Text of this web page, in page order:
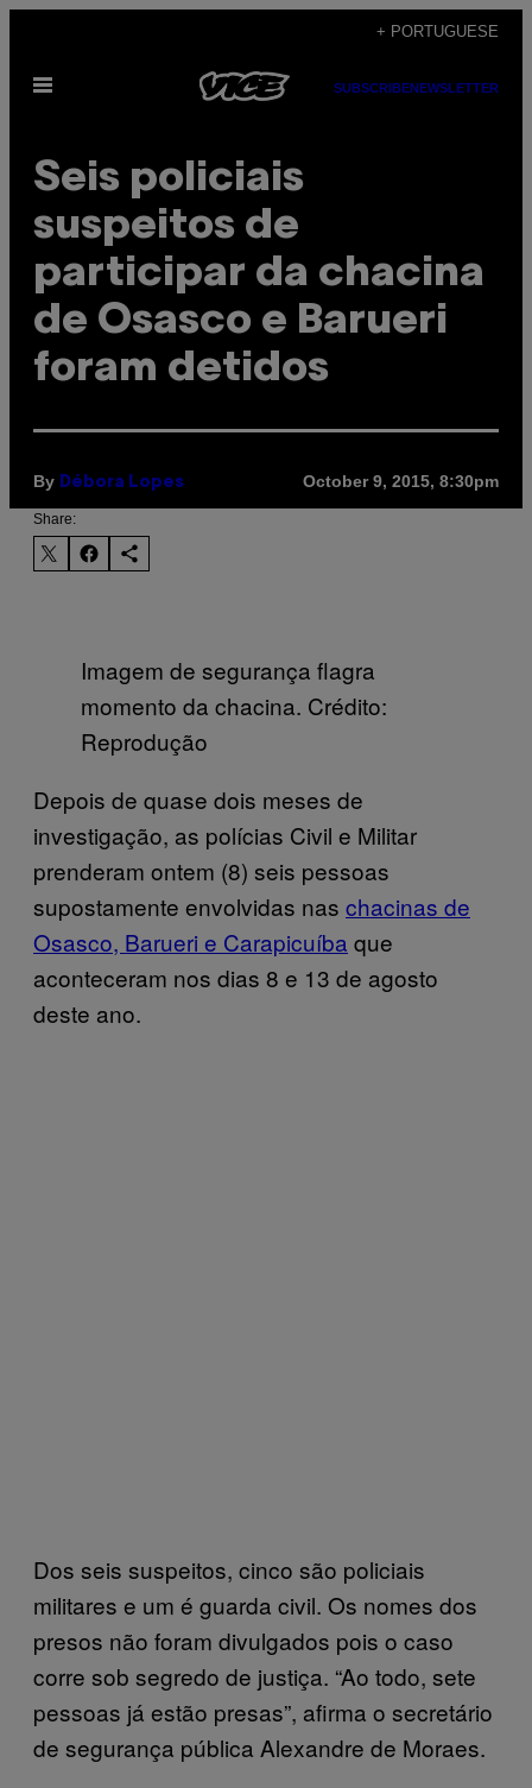
content
+ PORTUGUESE
Open
SUBSCRIBENEWSLETTER
Seis policiais
suspeitos de
participar da chacina
de Osasco e Barueri
foram detidos
By Débora Lopes October 9, 2015, 8:30pm
Share:
Imagem de segurança flagra
momento da chacina. Crédito:
Reprodução
Depois de quase dois meses de
investigação, as polícias Civil e Militar
prenderam ontem (8) seis pessoas
supostamente envolvidas nas chacinas de
Osasco, Barueri e Carapicuíba que
aconteceram nos dias 8 e 13 de agosto
deste ano.
Dos seis suspeitos, cinco são policiais
militares e um é guarda civil. Os nomes dos
presos não foram divulgados pois o caso
corre sob segredo de justiça. “Ao todo, sete
pessoas já estão presas”, afirma o secretário
de segurança pública Alexandre de Moraes.